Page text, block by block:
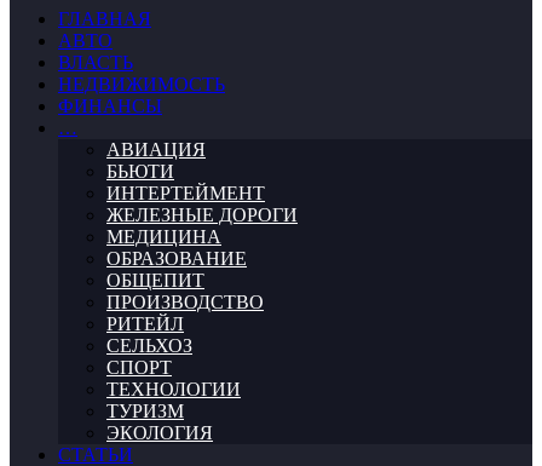
ГЛАВНАЯ
АВТО
ВЛАСТЬ
НЕДВИЖИМОСТЬ
ФИНАНСЫ
…
АВИАЦИЯ
БЬЮТИ
ИНТЕРТЕЙМЕНТ
ЖЕЛЕЗНЫЕ ДОРОГИ
МЕДИЦИНА
ОБРАЗОВАНИЕ
ОБЩЕПИТ
ПРОИЗВОДСТВО
РИТЕЙЛ
СЕЛЬХОЗ
СПОРТ
ТЕХНОЛОГИИ
ТУРИЗМ
ЭКОЛОГИЯ
СТАТЬИ